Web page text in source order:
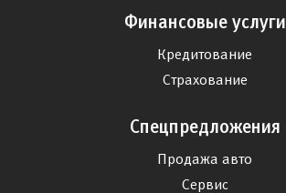
Финансовые услуги
Кредитование
Страхование
Спецпредложения
Продажа авто
Сервис